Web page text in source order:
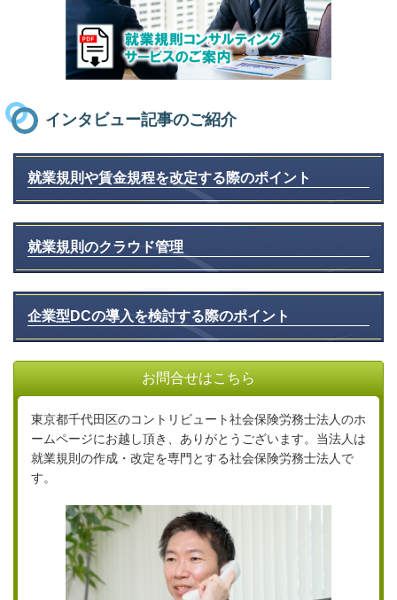
インタビュー記事のご紹介
就業規則や賃金規程を改定する際のポイント
就業規則のクラウド管理
企業型DCの導入を検討する際のポイント
お問合せはこちら
東京都千代田区のコントリビュート社会保険労務士法人のホ
ームページにお越し頂き、ありがとうございます。当法人は
就業規則の作成・改定を専門とする社会保険労務士法人で
す。